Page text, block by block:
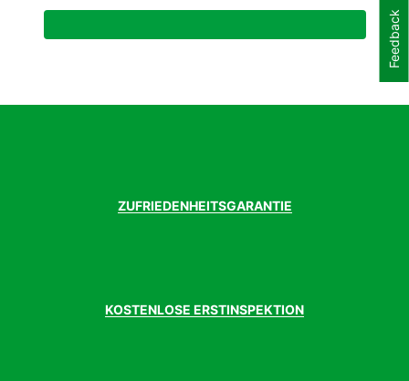
ZUFRIEDENHEITSGARANTIE
KOSTENLOSE ERSTINSPEKTION
Feedback